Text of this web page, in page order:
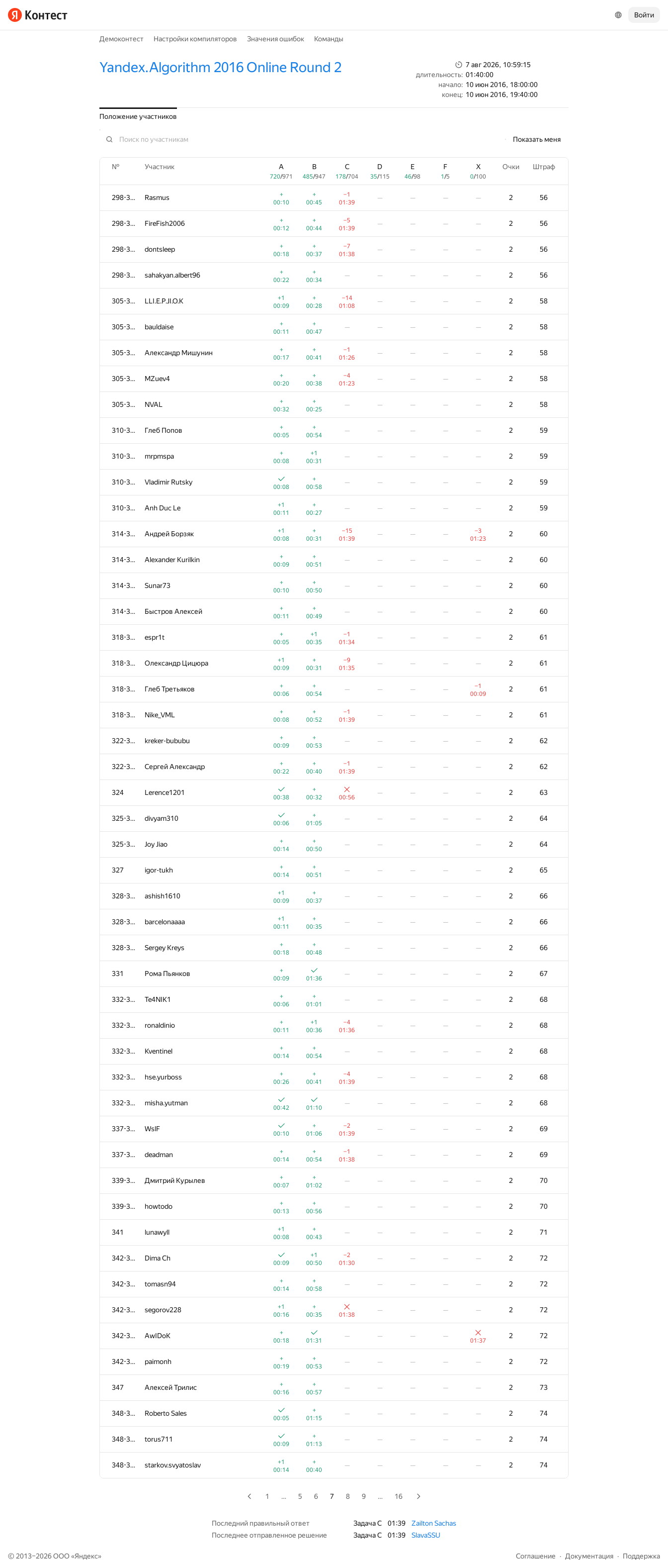
Войти
Демоконтест Настройки компиляторов Значения ошибок Команды
Yandex.Algorithm 2016 Online Round 2
7 авг 2026, 10:59:15
длительность: 01:40:00
начало: 10 июн 2016, 18:00:00
конец: 10 июн 2016, 19:40:00
Положение участников
Показать меня
№ Участник A
720/971
B
485/947
C
178/704
D
35/115
E
46/98
F
1/5
X
0/100
Очки Штраф
298-304 Rasmus
+
00:10
+
00:45
−1
01:39
— — — — 2 56
298-304 FireFish2006
+
00:12
+
00:44
−5
01:39
— — — — 2 56
298-304 dontsleep
+
00:18
+
00:37
−7
01:38
— — — — 2 56
298-304 sahakyan.albert96
+
00:22
+
00:34
— — — — — 2 56
305-309 LLI.E.P.JI.O.K
+1
00:09
+
00:28
−14
01:08
— — — — 2 58
305-309 bauldaise
+
00:11
+
00:47
— — — — — 2 58
305-309 Александр Мишунин
+
00:17
+
00:41
−1
01:26
— — — — 2 58
305-309 MZuev4
+
00:20
+
00:38
−4
01:23
— — — — 2 58
305-309 NVAL
+
00:32
+
00:25
— — — — — 2 58
310-313 Глеб Попов
+
00:05
+
00:54
— — — — — 2 59
310-313 mrpmspa
+
00:08
+1
00:31
— — — — — 2 59
310-313 Vladimir Rutsky
00:08
+
00:58
— — — — — 2 59
310-313 Anh Duc Le
+1
00:11
+
00:27
— — — — — 2 59
314-317 Андрей Борзяк
+1
00:08
+
00:31
−15
01:39
— — —
−3
01:23
2 60
314-317 Alexander Kurilkin
+
00:09
+
00:51
— — — — — 2 60
314-317 Sunar73
+
00:10
+
00:50
— — — — — 2 60
314-317 Быстров Алексей
+
00:11
+
00:49
— — — — — 2 60
318-321 espr1t
+
00:05
+1
00:35
−1
01:34
— — — — 2 61
318-321 Олександр Цицюра
+1
00:09
+
00:31
−9
01:35
— — — — 2 61
318-321 Глеб Третьяков
+
00:06
+
00:54
— — — —
−1
00:09
2 61
318-321 Nike_VML
+
00:08
+
00:52
−1
01:39
— — — — 2 61
322-323 kreker-bububu
+
00:09
+
00:53
— — — — — 2 62
322-323 Сергей Александр
+
00:22
+
00:40
−1
01:39
— — — — 2 62
324 Lerence1201
00:38
+
00:32
00:56
— — — — 2 63
325-326 divyam310
00:06
+
01:05
— — — — — 2 64
325-326 Joy Jiao
+
00:14
+
00:50
— — — — — 2 64
327 igor-tukh
+
00:14
+
00:51
— — — — — 2 65
328-330 ashish1610
+1
00:09
+
00:37
— — — — — 2 66
328-330 barcelonaaaa
+1
00:11
+
00:35
— — — — — 2 66
328-330 Sergey Kreys
+
00:18
+
00:48
— — — — — 2 66
331 Рома Пьянков
+
00:09
01:36
— — — — — 2 67
332-336 Te4NIK1
+
00:06
+
01:01
— — — — — 2 68
332-336 ronaldinio
+
00:11
+1
00:36
−4
01:36
— — — — 2 68
332-336 Kventinel
+
00:14
+
00:54
— — — — — 2 68
332-336 hse.yurboss
+
00:26
+
00:41
−4
01:39
— — — — 2 68
332-336 misha.yutman
00:42 01:10
— — — — — 2 68
337-338 WslF
00:10
+
01:06
−2
01:39
— — — — 2 69
337-338 deadman
+
00:14
+
00:54
−1
01:38
— — — — 2 69
339-340 Дмитрий Курылев
+
00:07
+
01:02
— — — — — 2 70
339-340 howtodo
+
00:13
+
00:56
— — — — — 2 70
341 lunawyll
+1
00:08
+
00:43
— — — — — 2 71
342-346 Dima Ch
00:09
+1
00:50
−2
01:30
— — — — 2 72
342-346 tomasn94
+
00:14
+
00:58
— — — — — 2 72
342-346 segorov228
+1
00:16
+
00:35
01:38
— — — — 2 72
342-346 AwIDoK
+
00:18
01:31
— — — —
01:37
2 72
342-346 paimonh
+
00:19
+
00:53
— — — — — 2 72
347 Алексей Трилис
+
00:16
+
00:57
— — — — — 2 73
348-350 Roberto Sales
00:05
+
01:15
— — — — — 2 74
348-350 torus711
00:09
+
01:13
— — — — — 2 74
348-350 starkov.svyatoslav
+1
00:14
+
00:40
— — — — — 2 74
720 971 485 947 178 704 /115 46/98 1/5 100
Rasmus
00:10
00:45
01:39
2 56
FireFish2006
00:12
00:44
−5
01:39
2 56
dontsleep
00:18
00:37
−7
01:38
2 56
sahakyan.albert96
00:22
00:34
2 56
LLI.E.P.JI.O.K
00:09
00:28
01:08
2 58
bauldaise
+
00:11
00:47
2 58
Александр Мишунин
00:17
+
00:41
−1
01:26
2 58
MZuev4
00:20
00:38
01:23
2 58
+
00:32
00:25
— 2 58
Глеб Попов
00:05
00:54
— 2 59
mrpmspa
00:08
00:31
2 59
Vladimir Rutsky
00:08
00:58
2 59
Anh Duc Le
+1
00:11
00:27
2 59
Андрей Борзяк
+1
00:08
00:31
01:39
01:23
2 60
Alexander Kurilkin
+
00:09
00:51
2 60
+
+1
— —
1 … 5 6 7 8 9 … 16
Последний правильный ответ Задача C 01:39
Zailton Sachas
Последнее отправленное решение
Задача C 01:39 SlavaSSU
© 2013–2026 ООО «Яндекс» Соглашение Документация Поддержка